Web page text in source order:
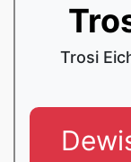
Trosi